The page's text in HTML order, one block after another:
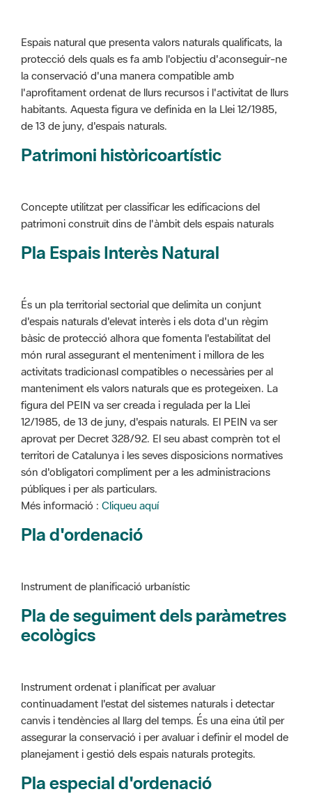
l'aprofitament ordenat de llurs recursos i l'activitat de llurs
habitants. Aquesta figura ve definida en la Llei 12/1985,
de 13 de juny, d'espais naturals.
Patrimoni històricoartístic
Concepte utilitzat per classificar les edificacions del
Pla Espais Interès Natural
És un pla territorial sectorial que delimita un conjunt
món rural assegurant el menteniment i millora de les
activitats tradicionasl compatibles o necessàries per al
manteniment els valors naturals que es protegeixen. La
figura del PEIN va ser creada i regulada per la Llei
12/1985, de 13 de juny, d'espais naturals. El PEIN va ser
aprovat per Decret 328/92. El seu abast comprèn tot el
territori de Catalunya i les seves disposicions normatives
són d'obligatori compliment per a les administracions
públiques i per als particulars.
Més informació :Cliqueu aquí
Pla d'ordenació
Instrument de planificació urbanístic
ecològics
Instrument ordenat i planificat per avaluar
assegurar la conservació i per avaluar i definir el model de
planejament i gestió dels espais naturals protegits.
Pla especial d'ordenació
Instrument de planificació urbanístic